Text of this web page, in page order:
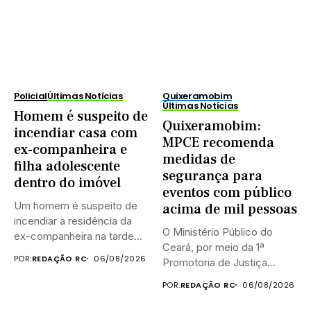
PolicialÚltimas Notícias
Homem é suspeito de
incendiar casa com
ex-companheira e
filha adolescente
dentro do imóvel
Um homem é suspeito de
incendiar a residência da
ex-companheira na tarde...
POR:REDAÇÃO RC 06/08/2026
Quixeramobim
Últimas Notícias
Quixeramobim:
MPCE recomenda
medidas de
segurança para
eventos com público
acima de mil pessoas
O Ministério Público do
Ceará, por meio da 1ª
Promotoria de Justiça...
POR:REDAÇÃO RC 06/08/2026